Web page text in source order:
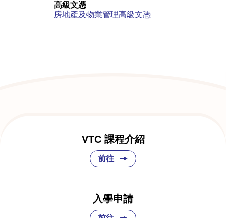
高級文憑
房地產及物業管理高級文憑
VTC 課程介紹
前往
入學申請